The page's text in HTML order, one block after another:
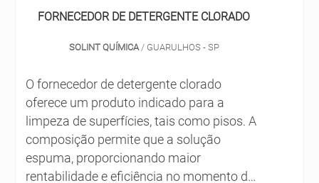
produtos fornecidos, entre em contato e
FORNECEDOR DE DETERGENTE CLORADO
SOLINT QUÍMICA/ GUARULHOS - SP
O fornecedor de detergente clorado
oferece um produto indicado para a
limpeza de superfícies, tais como pisos. A
composição permite que a solução
espuma, proporcionando maior
rentabilidade e eficiência no momento de